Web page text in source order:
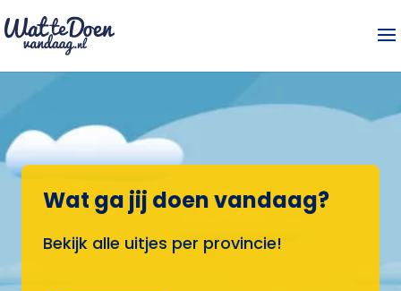
Wat ga jij doen vandaag?
Bekijk alle uitjes per provincie!